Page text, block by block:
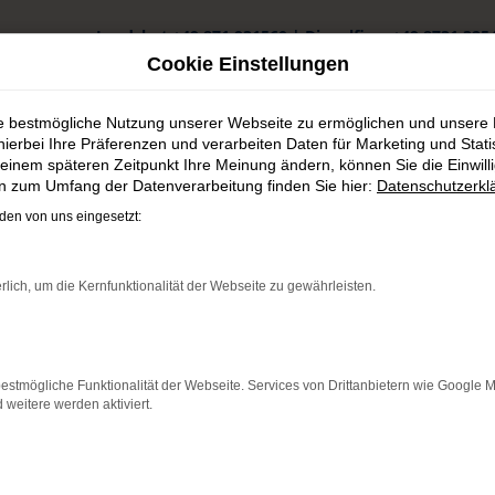
Landshut +49 871 931560|Dingolfing +49 8731
an der Ilm günstig kaufen
an der Ilm günstig kaufen
an der Ilm
bestens motorisiert durch Pfaffenhofen an der Ilm. Wir
resultieren. Gerne lassen wir Sie bei uns vor Ort
als Tageszulassung. Darüber hinaus erhalten Sie bei uns
die vielen Möglichkeiten, die Ihnen das Autohaus Schneider
Cookie Einstellungen
bestmögliche Nutzung unserer Webseite zu ermöglichen und unsere
Ihre Präferenzen und verarbeiten Daten für Marketing und
späteren Zeitpunkt Ihre Meinung ändern, können Sie die
zum Umfang der Datenverarbeitung finden Sie hier:
von uns eingesetzt:
um die Kernfunktionalität der Webseite zu gewährleisten.
Funktionalität der Webseite. Services von Drittanbietern wie Google
weitere werden aktiviert.